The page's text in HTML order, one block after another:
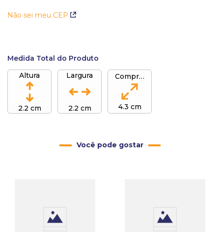
Não sei meu CEP
Medida Total do Produto
Altura
2.2 cm
Largura
2.2 cm
Comprimento
4.3 cm
Você pode gostar